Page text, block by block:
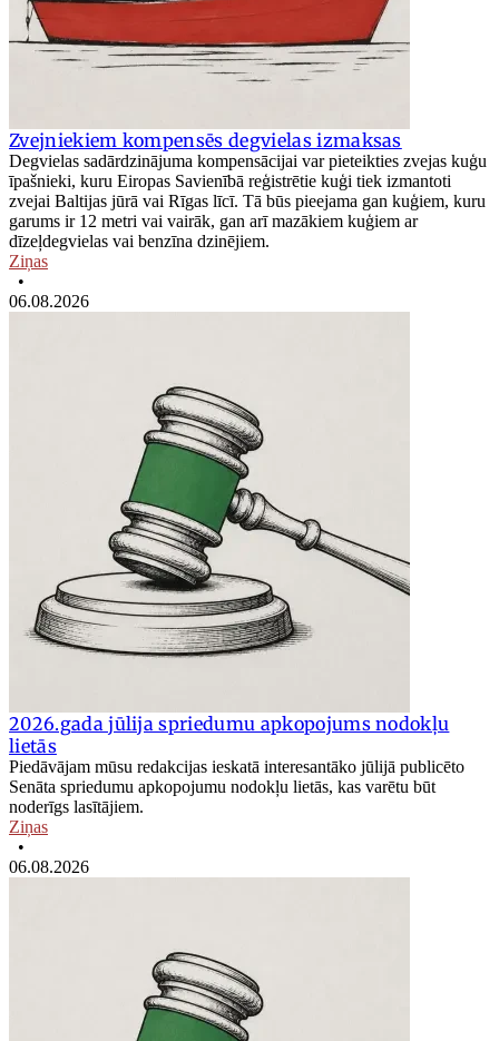
Zvejniekiem kompensēs degvielas izmaksas
Degvielas sadārdzinājuma kompensācijai var pieteikties zvejas kuģu
īpašnieki, kuru Eiropas Savienībā reģistrētie kuģi tiek izmantoti
zvejai Baltijas jūrā vai Rīgas līcī. Tā būs pieejama gan kuģiem, kuru
garums ir 12 metri vai vairāk, gan arī mazākiem kuģiem ar
dīzeļdegvielas vai benzīna dzinējiem.
Ziņas
•
06.08.2026
2026.gada jūlija spriedumu apkopojums nodokļu
lietās
Piedāvājam mūsu redakcijas ieskatā interesantāko jūlijā publicēto
Senāta spriedumu apkopojumu nodokļu lietās, kas varētu būt
noderīgs lasītājiem.
Ziņas
•
06.08.2026